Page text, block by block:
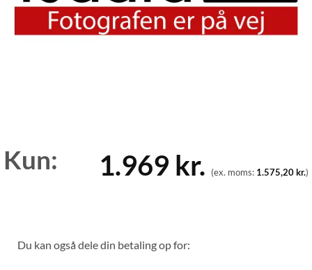
Kun: 1.969 kr. (ex. moms: 1.575,20kr.)
Du kan også dele din betaling op for: